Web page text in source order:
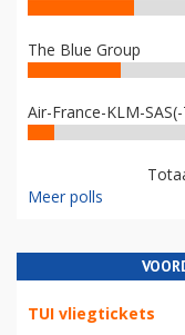
The Blue Group
Air-France-KLM-
Meer polls
TUI vliegtickets